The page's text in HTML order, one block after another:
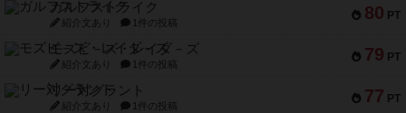
80 PT
ガルフストライク
紹介文あり 1件の投稿
79 PT
モズビ－ズ・レイダ－ズ
紹介文あり 1件の投稿
77 PT
リー対グラント
紹介文あり 1件の投稿